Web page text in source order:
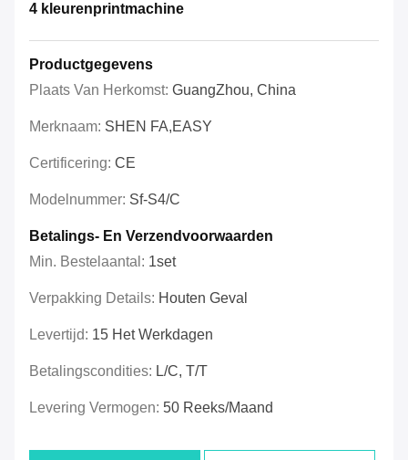
4 kleurenprintmachine
Productgegevens
Plaats Van Herkomst: GuangZhou, China
Merknaam: SHEN FA,EASY
Certificering: CE
Modelnummer: Sf-S4/C
Betalings- En Verzendvoorwaarden
Min. Bestelaantal: 1set
Verpakking Details: Houten Geval
Levertijd: 15 Het Werkdagen
Betalingscondities: L/C, T/T
Levering Vermogen: 50 Reeks/maand